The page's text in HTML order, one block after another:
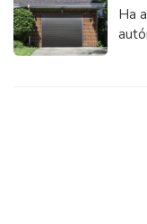
Ha